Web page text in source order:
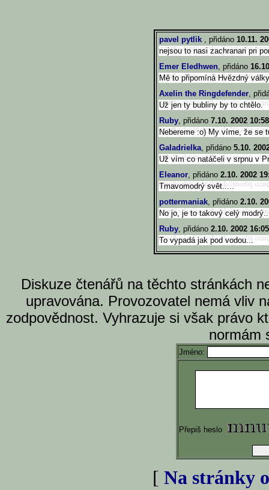
pavel pytlik , přidáno 10.11.
nejsou to nasi zachranari pri
Emer Eledhwen, přidáno
Mě to připomíná Hvězdný
Axelin the Ringdefender,
Už jen ty bubliny by to chtělo.
Ruby, přidáno 7.10. 2002
Nebereme :o) My víme, že se
Galadrielka, přidáno 5.10.
Už vím co natáčeli v srpnu v
Eleanor, přidáno 2.10. 2002
Tmavomodrý svět.....
pottermaniak, přidáno 2.10.
No jo, je to takový celý
Ruby, přidáno 2.10. 2002
To vypadá jak pod vodou...
Diskuze čtenářů na těchto stránkách
upravována. Provozovatel nemá vliv
zodpovědnost. Vyhrazuje si však právo
normám
Jméno:
Přepiš heslo
[ Na stránky